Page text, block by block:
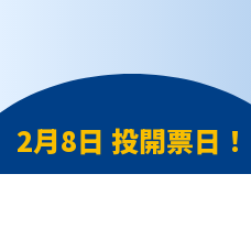
2月8日 投開票日！